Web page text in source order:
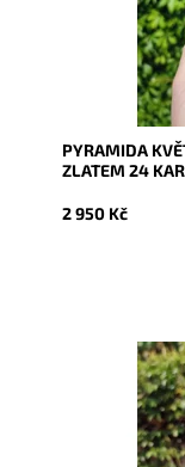
PYRAMIDA
ZLATEM 24
2 950 Kč
Dostupnost: